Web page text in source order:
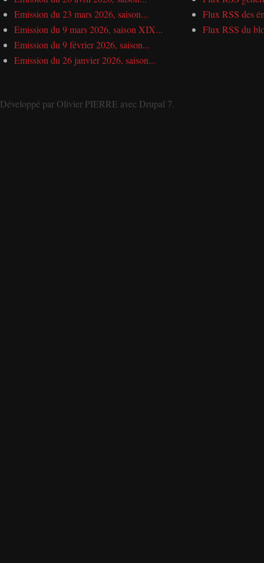
Emission du 23 mars 2026, saison...
Emission du 9 mars 2026, saison XIX...
Emission du 9 février 2026, saison...
Emission du 26 janvier 2026, saison...
Flux RSS des
Flux RSS du
Développé par Olivier PIERRE avec Drupal 7.